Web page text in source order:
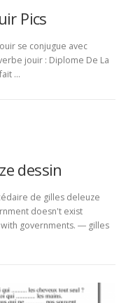
Pics
se conjugue avec
jouir : Diplome De La
…
dessin
de gilles deleuze
doesn't exist
governments. ― gilles